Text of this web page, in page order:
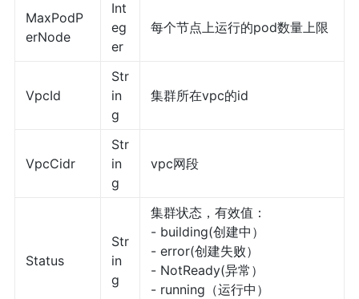
MaxPodP
erNode
Int
eg
er
每个节点上运行的pod数量上限
VpcId
Str
in
g
集群所在vpc的id
VpcCidr
Str
in
g
vpc网段
Status
Str
in
g
集群状态，有效值：
- building(创建中）
- error(创建失败）
- NotReady(异常）
- running（运行中）